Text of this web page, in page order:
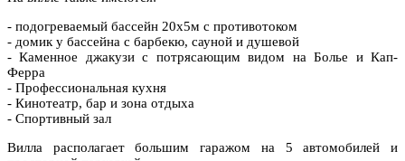
- подогреваемый бассейн 20х5м с противотоком
- домик у бассейна с барбекю, сауной и душевой
- Каменное джакузи с потрясающим видом на Болье и Кап-
Ферра
- Профессиональная кухня
- Кинотеатр, бар и зона отдыха
- Спортивный зал
Вилла располагает большим гаражом на 5 автомобилей и